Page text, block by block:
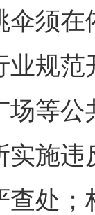
须在
业规
场等
实施
查处